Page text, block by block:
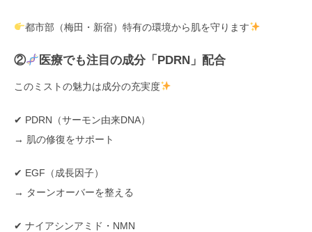
都市部（梅田・新宿）特有の環境から肌を守ります
② 医療でも注目の成分「PDRN」配合
このミストの魅力は成分の充実度
✔ PDRN（サーモン由来DNA）
→ 肌の修復をサポート
✔ EGF（成長因子）
→ ターンオーバーを整える
✔ ナイアシンアミド・NMN